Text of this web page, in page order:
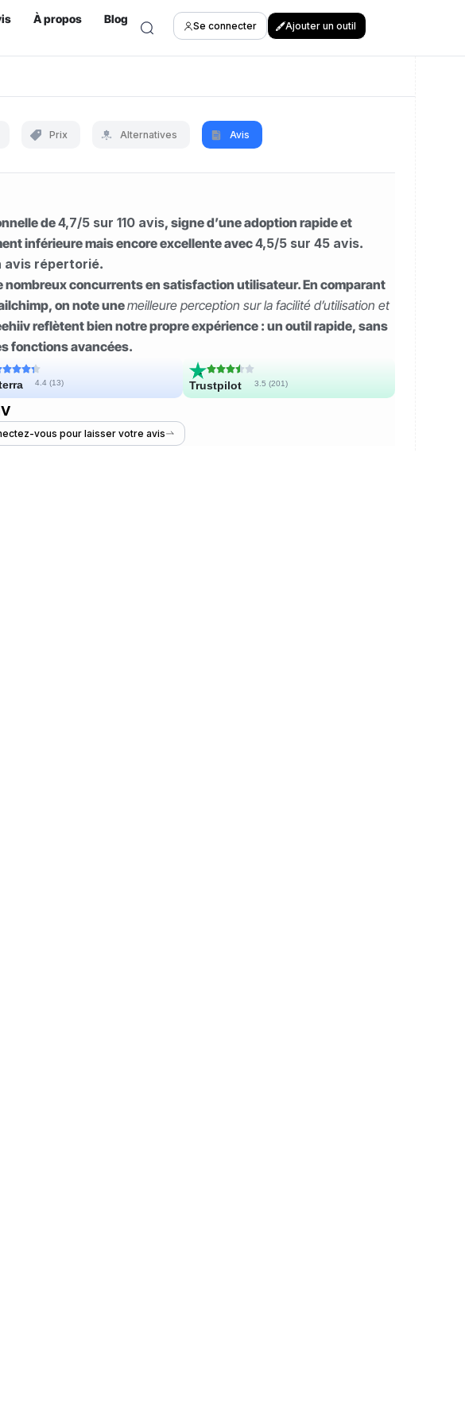
À propos Blog
Se connecter Ajouter un outil
Prix Alternatives Avis
de4,7/5 sur 110 avis, signe d’une adoption rapide et
inférieure mais encore excellente avec4,5/5 sur 45 avis.
avis répertorié.
nombreux concurrents en satisfaction utilisateur. En comparant
on note unemeilleure perception sur la facilité d’utilisation et
reflètent bien notre propre expérience : un outil rapide, sans
fonctions avancées.
4.4 (13) Trustpilot 3.5 (201)
vous pour laisser votre avis